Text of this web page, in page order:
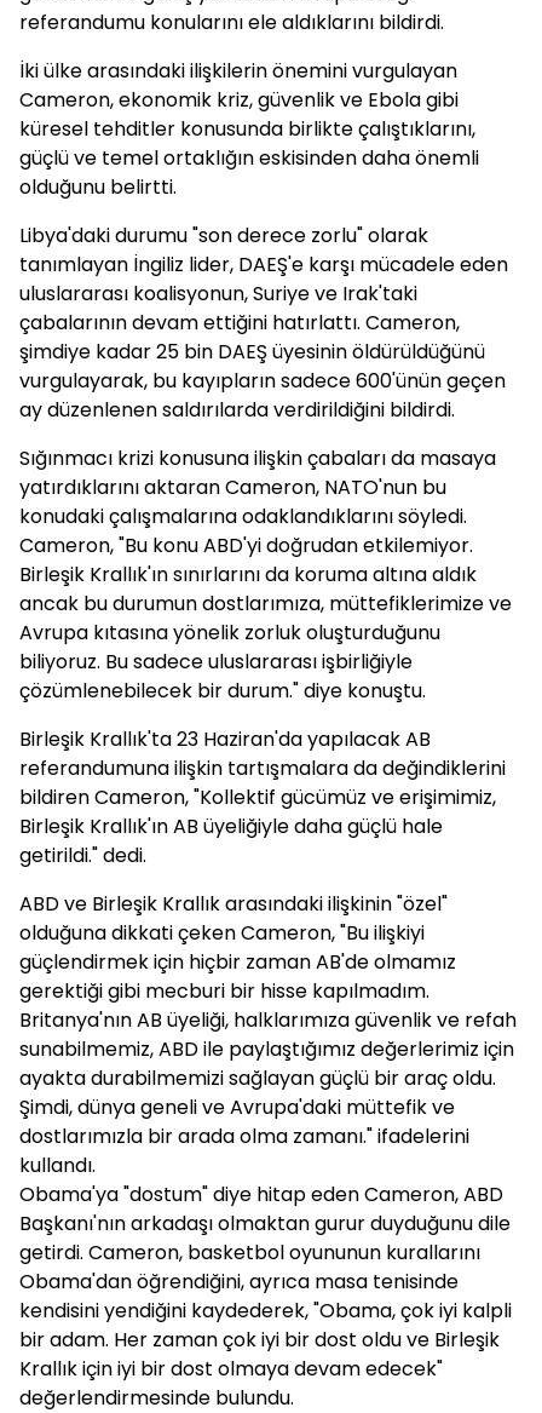
referandumu konularını ele aldıklarını bildirdi.
İki ülke arasındaki ilişkilerin önemini vurgulayan
Cameron, ekonomik kriz, güvenlik ve Ebola gibi
küresel tehditler konusunda birlikte çalıştıklarını,
güçlü ve temel ortaklığın eskisinden daha önemli
olduğunu belirtti.
Libya'daki durumu "son derece zorlu" olarak
tanımlayan İngiliz lider, DAEŞ'e karşı mücadele eden
uluslararası koalisyonun, Suriye ve Irak'taki
çabalarının devam ettiğini hatırlattı. Cameron,
şimdiye kadar 25 bin DAEŞ üyesinin öldürüldüğünü
vurgulayarak, bu kayıpların sadece 600'ünün geçen
ay düzenlenen saldırılarda verdirildiğini bildirdi.
Sığınmacı krizi konusuna ilişkin çabaları da masaya
yatırdıklarını aktaran Cameron, NATO'nun bu
konudaki çalışmalarına odaklandıklarını söyledi.
Cameron, "Bu konu ABD'yi doğrudan etkilemiyor.
Birleşik Krallık'ın sınırlarını da koruma altına aldık
ancak bu durumun dostlarımıza, müttefiklerimize ve
Avrupa kıtasına yönelik zorluk oluşturduğunu
biliyoruz. Bu sadece uluslararası işbirliğiyle
çözümlenebilecek bir durum." diye konuştu.
Birleşik Krallık'ta 23 Haziran'da yapılacak AB
referandumuna ilişkin tartışmalara da değindiklerini
bildiren Cameron, "Kollektif gücümüz ve erişimimiz,
Birleşik Krallık'ın AB üyeliğiyle daha güçlü hale
getirildi." dedi.
ABD ve Birleşik Krallık arasındaki ilişkinin "özel"
olduğuna dikkati çeken Cameron, "Bu ilişkiyi
güçlendirmek için hiçbir zaman AB'de olmamız
gerektiği gibi mecburi bir hisse kapılmadım.
Britanya'nın AB üyeliği, halklarımıza güvenlik ve refah
sunabilmemiz, ABD ile paylaştığımız değerlerimiz için
ayakta durabilmemizi sağlayan güçlü bir araç oldu.
Şimdi, dünya geneli ve Avrupa'daki müttefik ve
dostlarımızla bir arada olma zamanı." ifadelerini
kullandı.
Obama'ya "dostum" diye hitap eden Cameron, ABD
Başkanı'nın arkadaşı olmaktan gurur duyduğunu dile
getirdi. Cameron, basketbol oyununun kurallarını
Obama'dan öğrendiğini, ayrıca masa tenisinde
kendisini yendiğini kaydederek, "Obama, çok iyi kalpli
bir adam. Her zaman çok iyi bir dost oldu ve Birleşik
Krallık için iyi bir dost olmaya devam edecek"
değerlendirmesinde bulundu.